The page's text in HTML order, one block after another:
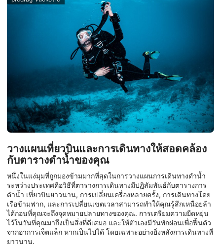
วางแผนเที่ยวบินและการเดินทางให้สอดคล้อง
กับตารางดำน้ำของคุณ
หนึ่งในแง่มุมที่ถูกมองข้ามมากที่สุดในการวางแผนการเดินทางดำน้ำ
ระหว่างประเทศคือวิธีที่ตารางการเดินทางมีปฏิสัมพันธ์กับตารางการ
ดำน้ำ เที่ยวบินยาวนาน, การเปลี่ยนเครื่องหลายครั้ง, การเดินทางโดย
เรือข้ามฟาก, และการเปลี่ยนเขตเวลาสามารถทำให้คุณรู้สึกเหนื่อยล้า
ได้ก่อนที่คุณจะถึงจุดหมายปลายทางของคุณ. การเตรียมความยืดหยุ่น
ไว้ในวันที่คุณมาถึงเป็นสิ่งที่ดีเสมอ และให้ตัวเองมีวันพักผ่อนเพื่อฟื้นตัว
จากอาการเจ็ตแล็ก หากเป็นไปได้ โดยเฉพาะอย่างยิ่งหลังการเดินทางที่
ยาวนาน.